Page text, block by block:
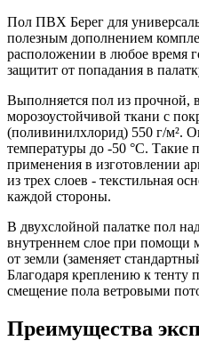
Пол ПВХ Берег для
полезным дополнением
расположении в любое время
защитит от попадания в
Выполняется пол из прочной,
морозоустойчивой ткани с
(поливинилхлорид) 550 г/м².
температуры до -50 °С. Такие
применения в изготовлении
из трех слоев - текстильная
каждой стороны.
В двухслойной палатке пол
внутреннем слое при помощи
от земли (заменяет
Благодаря креплению к тенту
смещение пола ветровыми
Преимущества